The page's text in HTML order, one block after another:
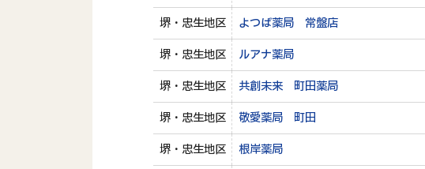
堺・忠生地区 よつば薬局 常盤店
堺・忠生地区 ルアナ薬局
堺・忠生地区 共創未来 町田薬局
堺・忠生地区 敬愛薬局 町田
堺・忠生地区 根岸薬局